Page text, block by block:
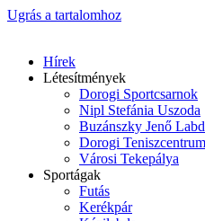
Ugrás a tartalomhoz
Hírek
Létesítmények
Dorogi Sportcsarnok
Nipl Stefánia Uszoda
Buzánszky Jenő
Dorogi Teniszcentrum
Városi Tekepálya
Sportágak
Futás
Kerékpár